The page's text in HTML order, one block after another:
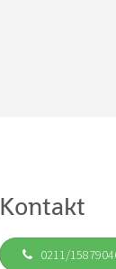
Kontakt
0211/